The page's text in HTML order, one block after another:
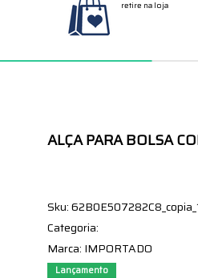
retire na loja
ALÇA PARA BOLSA
Sku:
Categoria:
Marca: IMPORTADO
Lançamento